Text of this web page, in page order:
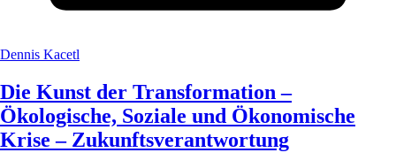
Dennis Kacetl
Die Kunst der Transformation –
Ökologische, Soziale und Ökonomische
Krise – Zukunftsverantwortung